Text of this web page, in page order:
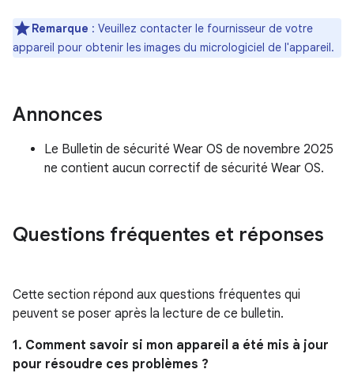
Remarque : Veuillez contacter le fournisseur de votre
appareil pour obtenir les images du micrologiciel de l'appareil.
Annonces
Le Bulletin de sécurité Wear OS de novembre 2025
ne contient aucun correctif de sécurité Wear OS.
Questions fréquentes et réponses
Cette section répond aux questions fréquentes qui
peuvent se poser après la lecture de ce bulletin.
1. Comment savoir si mon appareil a été mis à jour
pour résoudre ces problèmes ?